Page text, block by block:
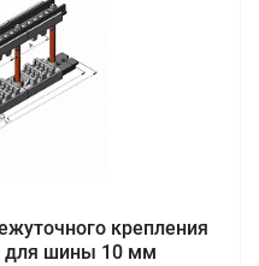
крепления
для шины 10 мм